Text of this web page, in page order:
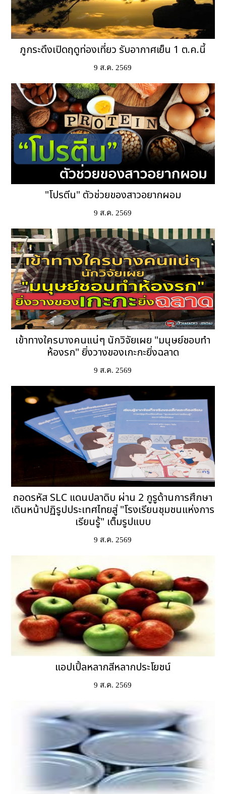
ภูกระดึงเปิดฤดูท่องเที่ยว รับอากาศเย็น 1 ต.ค.นี้
9 ส.ค. 2569
"โปรตีน" ตัวช่วยของสาวอยากผอม
9 ส.ค. 2569
เข้าทางใครบางคนแน่ๆ นักวิจัยเผย "มนุษย์ชอบทำ
ห้องรก" ยิ่งวางของเกะกะยิ่งฉลาด
9 ส.ค. 2569
ถอดรหัส SLC แดนปลาดิบ ผ่าน 2 กูรูด้านการศึกษา
เดินหน้าปฏิรูปประเทศไทยสู่ "โรงเรียนชุมชนแห่งการ
เรียนรู้" เต็มรูปแบบ
9 ส.ค. 2569
แอปเปิ้ลหลากสีหลากประโยชน์
9 ส.ค. 2569